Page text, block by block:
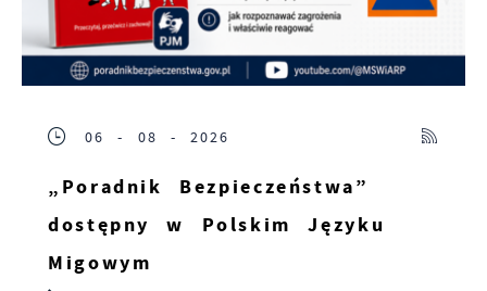
06 - 08 - 2026
„Poradnik Bezpieczeństwa”
dostępny w Polskim Języku
Migowym